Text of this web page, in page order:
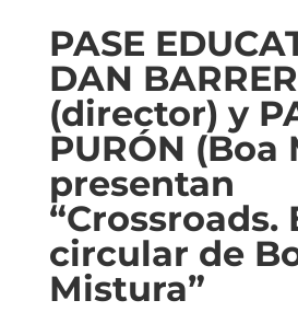
PASE
DAN
(director) y
PURÓN (Boa
presentan
“Crossroads.
circular de
Mistura”